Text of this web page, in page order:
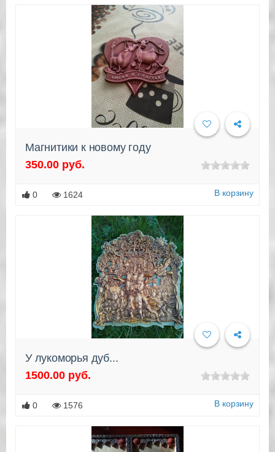
Магнитики к новому году
350.00 руб.
0 1624 В корзину
У лукоморья дуб...
1500.00 руб.
0 1576 В корзину